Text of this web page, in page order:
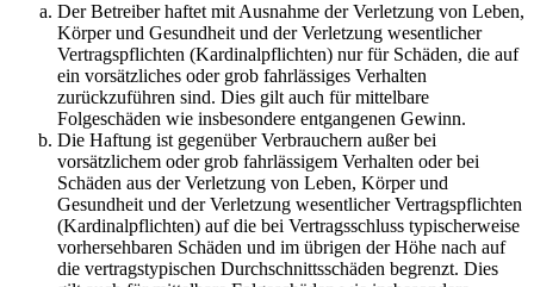
Der Betreiber haftet mit Ausnahme der Verletzung von Leben,
Körper und Gesundheit und der Verletzung wesentlicher
Vertragspflichten (Kardinalpflichten) nur für Schäden, die auf
ein vorsätzliches oder grob fahrlässiges Verhalten
zurückzuführen sind. Dies gilt auch für mittelbare
Folgeschäden wie insbesondere entgangenen Gewinn.
Die Haftung ist gegenüber Verbrauchern außer bei
vorsätzlichem oder grob fahrlässigem Verhalten oder bei
Schäden aus der Verletzung von Leben, Körper und
Gesundheit und der Verletzung wesentlicher Vertragspflichten
(Kardinalpflichten) auf die bei Vertragsschluss typischerweise
vorhersehbaren Schäden und im übrigen der Höhe nach auf
die vertragstypischen Durchschnittsschäden begrenzt. Dies